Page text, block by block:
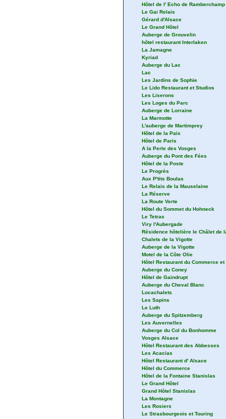
Hôtel de l' Echo de Ramberchamp
Le Gai Relais
Gérard d'Alsace
Le Grand Hôtel
Auberge de Grouvelin
hôtel restaurant Interlaken
La Jamagne
Kyriad
Auberge du Lac
Lac
Les Jardins de Sophie
Le Lido Restaurant et Studios
Les Liserons
Les Loges du Parc
Auberge de Lorraine
La Marmotte
L'auberge de Martimprey
Hôtel de la Paix
Hôtel de Paris
A la Perle des Vosges
Auberge du Pont des Fées
Hôtel de la Poste
Le Progrès
Aux P'tits Boulas
Le Relais de la Mauselaine
La Réserve
La Route Verte
Hôtel du Sommet du Hohneck
Le Tetras
Viry l'Aubergade
Résidence hôtelière le Châlet de
Chalets de la Vigotte
Auberge de la Vigotte
Motel de la Côte Olie
Hôtel Restaurant du Commerce
Auberge du Coney
Hôtel de Gaindrupt
Auberge du Cheval Blanc
Locachalets
Les Sapins
Le Luth
Auberge du Spitzemberg
Les Auvernelles
Auberge du Col du Bonhomme
Vosges Alsace
Hôtel Restaurant des Abbesses
Les Acacias
Hôtel Restaurant d' Alsace
Hôtel du Commerce
Hôtel de la Fontaine Stanislas
Le Grand Hôtel
Grand Hôtel Stanislas
La Montagne
Les Rosiers
Le Strasbourgeois et Touring